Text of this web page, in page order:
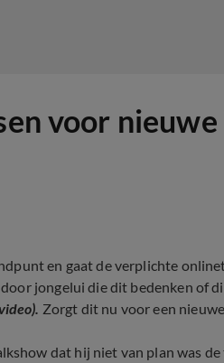
voor
en gaat de verplichte
jongelui die dit bedenken of
Zorgt dit nu voor een
dat hij niet van plan was